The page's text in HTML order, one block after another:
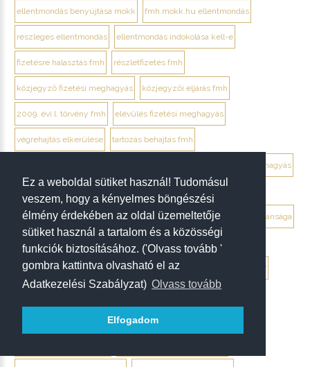
Ez a weboldal sütiket használ! Tudomásul
veszem, hogy a kényelmes böngészési
élmény érdekében az oldal üzemeltetője
sütiket használ a tartalom és a közösségi
funkciók biztosításához. ('Olvass tovább '
gombra kattintva olvasható el az
Adatkezelési Szabályzat) Olvass tovább
Elfogadom
ellentmondás benyújtása mokk fmh.mokk.hu ellentmondás
részleges ellentmondás ellentmondás indokolása kell-e
fizetésre halasztás fmh részletfizetés fmh
közjegyző fizetési meghagyás közjegyzői eljárás fmh
2009. évi l. törvény fmh elévülés fizetési meghagyás
végrehajtás elkerülése tartozás behajtás fmh
ügyvéd fizetési meghagyás
végrendelet megtámadása mikor érdemes végrendelet hatálytalansága
érvénytelenség megállapítása per hagyatéki per végrendelet
megtámadási nyilatkozat megtámadás elévülése 5 év ptk. 7:37
tévedés megtévesztés fenyegetés végrendelet